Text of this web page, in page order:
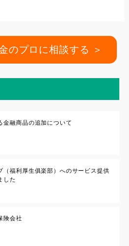
のプロに相談する ＞
金融商品の追加について
（福利厚生俱楽部）へのサービス提供
した
険会社